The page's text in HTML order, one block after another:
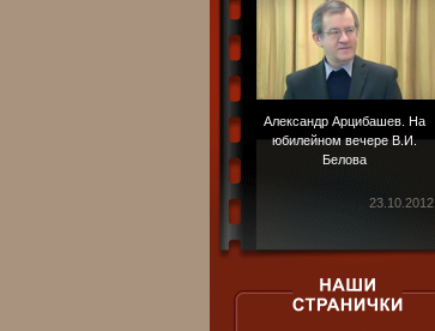
Александр Арцибашев. На
юбилейном вечере В.И.
Белова
23.10.2012